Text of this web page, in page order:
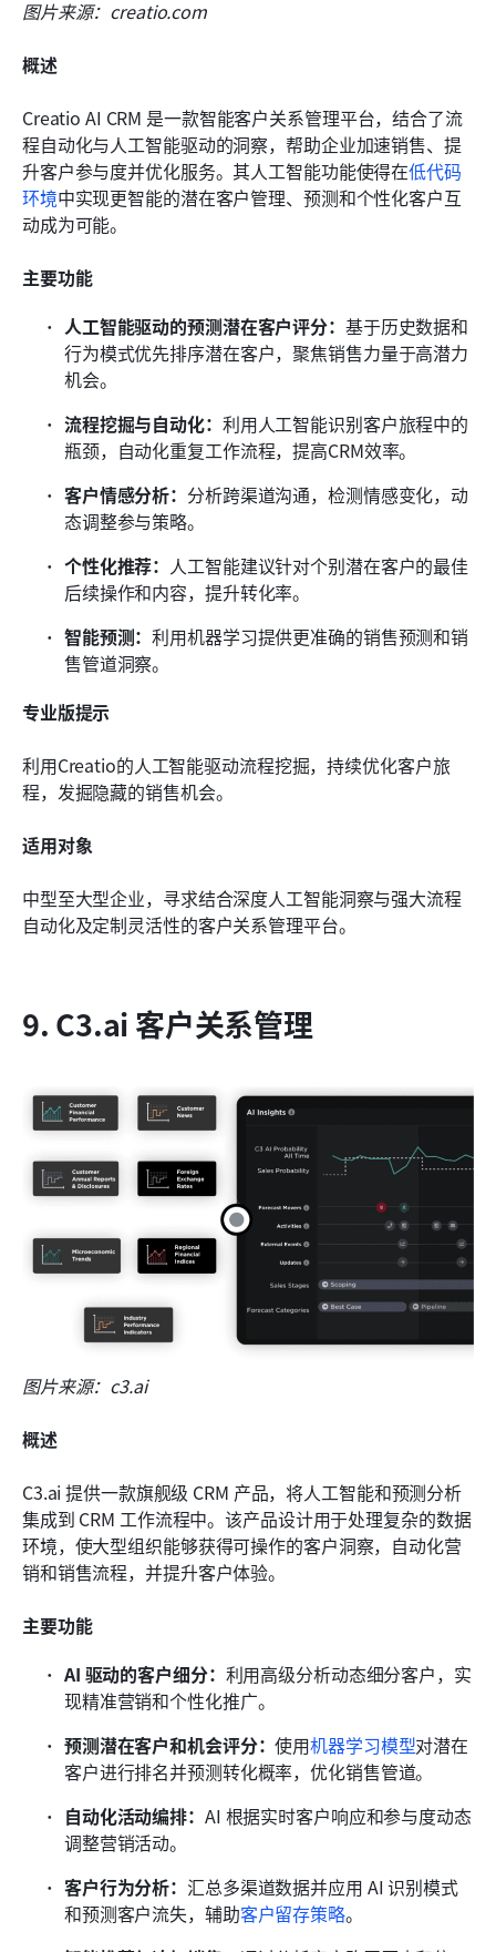
图片来源：creatio.com
概述
Creatio AI CRM 是一款智能客户关系管理平台，结合了流
程自动化与人工智能驱动的洞察，帮助企业加速销售、提
升客户参与度并优化服务。其人工智能功能使得在低代码
环境中实现更智能的潜在客户管理、预测和个性化客户互
动成为可能。
主要功能
人工智能驱动的预测潜在客户评分： 基于历史数据和
行为模式优先排序潜在客户，聚焦销售力量于高潜力
机会。
流程挖掘与自动化： 利用人工智能识别客户旅程中的
瓶颈，自动化重复工作流程，提高CRM效率。
客户情感分析： 分析跨渠道沟通，检测情感变化，动
态调整参与策略。
个性化推荐： 人工智能建议针对个别潜在客户的最佳
后续操作和内容，提升转化率。
智能预测：利用机器学习提供更准确的销售预测和销
售管道洞察。
专业版提示
利用Creatio的人工智能驱动流程挖掘，持续优化客户旅
程，发掘隐藏的销售机会。
适用对象
中型至大型企业，寻求结合深度人工智能洞察与强大流程
自动化及定制灵活性的客户关系管理平台。
9. C3.ai 客户关系管理
图片来源：c3.ai
概述
C3.ai 提供一款旗舰级 CRM 产品，将人工智能和预测分析
集成到 CRM 工作流程中。该产品设计用于处理复杂的数据
环境，使大型组织能够获得可操作的客户洞察，自动化营
销和销售流程，并提升客户体验。
主要功能
AI 驱动的客户细分： 利用高级分析动态细分客户，实
现精准营销和个性化推广。
预测潜在客户和机会评分：使用机器学习模型对潜在
客户进行排名并预测转化概率，优化销售管道。
自动化活动编排： AI 根据实时客户响应和参与度动态
调整营销活动。
客户行为分析： 汇总多渠道数据并应用 AI 识别模式
和预测客户流失，辅助客户留存策略。